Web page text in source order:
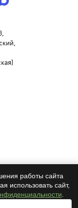
работы сайта
использовать сайт,